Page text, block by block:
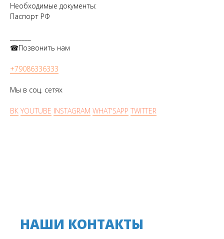
Необходимые документы:
Паспорт РФ
☎Позвонить нам
+79086336333
Мы в соц. сетях
ВК YOUTUBE INSTAGRAM WHAT'SAPP TWITTER
НАШИ КОНТАКТЫ